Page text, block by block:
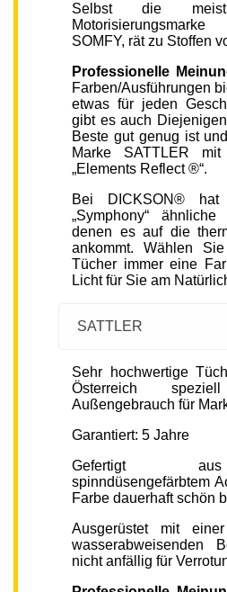
Selbst die meist
SOMFY, rät zu Stoffen
Professionelle
Farben/Ausführungen
etwas für jeden
gibt es auch
Beste gut genug ist
Marke SATTLER
„Elements Reflect ®“.
Bei DICKSON® hat
„Symphony“
denen es auf die
ankommt. Wählen
Tücher immer eine
Licht für Sie am
SATTLER
Sehr hochwertige
Österreich
Außengebrauch für
Garantiert: 5 Jahre
Gefertigt
spinndüsengefärbtem
Farbe dauerhaft schön
Ausgerüstet mit
wasserabweisenden
nicht anfällig für